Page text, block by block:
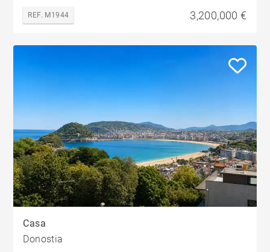
REF. M1944 3,200,000 €
Casa
Donostia